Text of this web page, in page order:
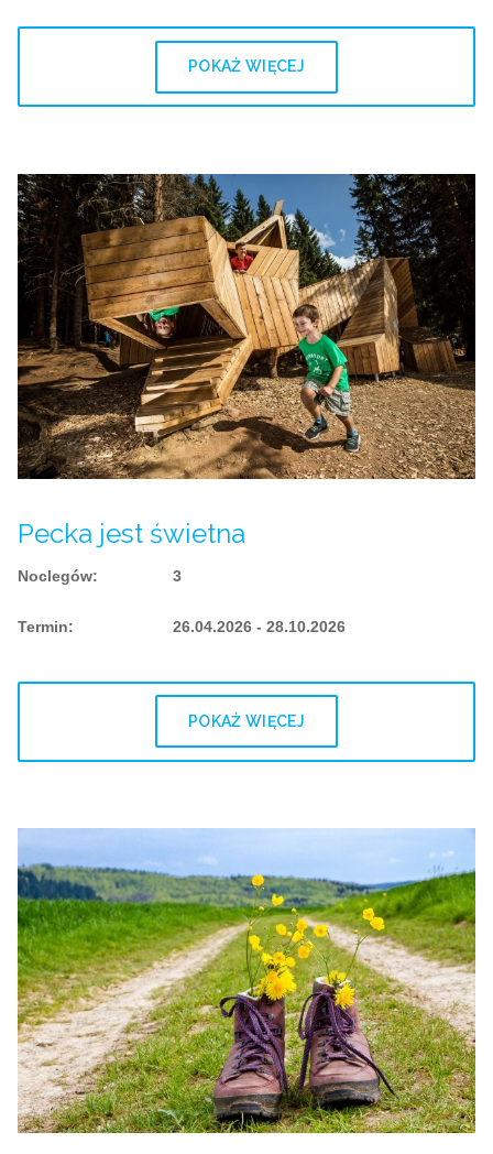
POKAŻ WIĘCEJ
Pecka jest świetna
Noclegów: 3
Termin: 26.04.2026 - 28.10.2026
POKAŻ WIĘCEJ